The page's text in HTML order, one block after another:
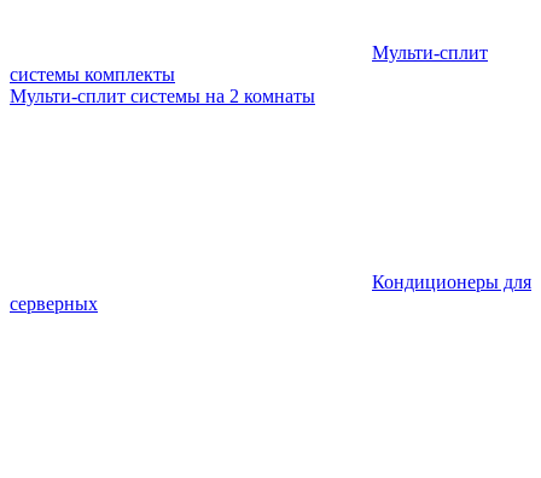
Мульти-сплит
системы комплекты
Мульти-сплит системы на 2 комнаты
Кондиционеры для
серверных